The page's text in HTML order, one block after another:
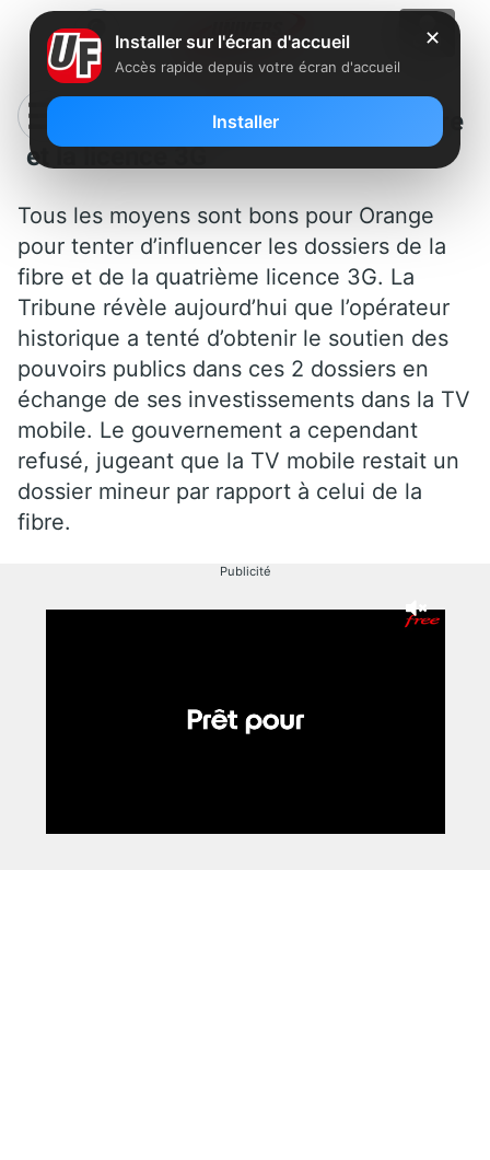
Le chantage d’Orange pour la fibre
et la licence 3G
Tous les moyens sont bons pour Orange
pour tenter d’influencer les dossiers de la
fibre et de la quatrième licence 3G. La
Tribune révèle aujourd’hui que l’opérateur
historique a tenté d’obtenir le soutien des
pouvoirs publics dans ces 2 dossiers en
échange de ses investissements dans la TV
mobile. Le gouvernement a cependant
refusé, jugeant que la TV mobile restait un
dossier mineur par rapport à celui de la
fibre.
Publicité
✕
Installer sur l'écran d'accueil
Accès rapide depuis votre écran d'accueil
Installer